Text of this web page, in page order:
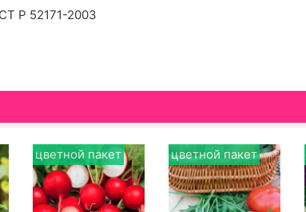
Р 52171-2003
цветной пакет цветной пакет